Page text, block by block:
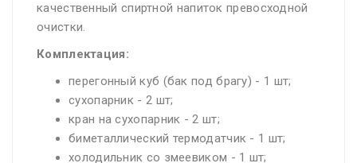
качественный спиртной напиток превосходной
очистки.
Комплектация:
перегонный куб (бак под брагу) - 1 шт;
сухопарник - 2 шт;
кран на сухопарник - 2 шт;
биметаллический термодатчик - 1 шт;
холодильник со змеевиком - 1 шт;